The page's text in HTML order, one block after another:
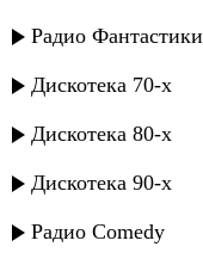
Радио Фантастики
Дискотека 70-х
Дискотека 80-х
Дискотека 90-х
Радио Comedy